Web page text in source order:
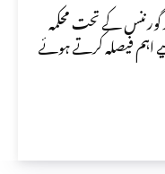
گورننس کے تحت محکمہ
اہم فیصلہ کرتے ہوئے